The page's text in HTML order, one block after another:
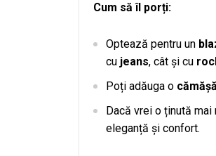
Cum să îl porți:
Optează pentru un
cu jeans, cât și cu
Poți adăuga o
Dacă vrei o ținută
eleganță și confort.